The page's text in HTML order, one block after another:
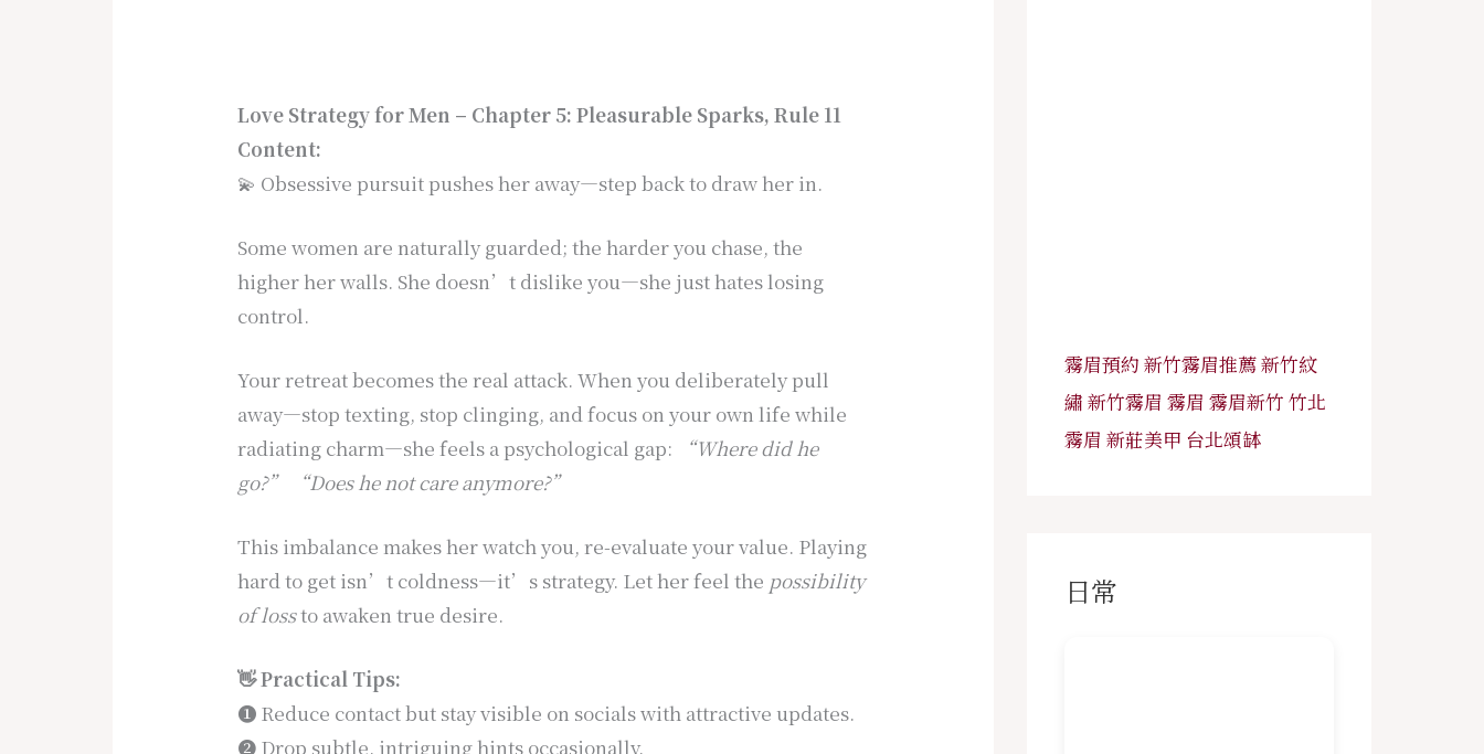
Love Strategy for Men – Chapter 5: Pleasurable Sparks, Rule 11
Content:
💫 Obsessive pursuit pushes her away—step back to draw her in.
Some women are naturally guarded; the harder you chase, the
higher her walls. She doesn’t dislike you—she just hates losing
control.
Your retreat becomes the real attack. When you deliberately pull
away—stop texting, stop clinging, and focus on your own life while
radiating charm—she feels a psychological gap:
“Where did he
go?”
“Does he not care anymore?”
This imbalance makes her watch you, re-evaluate your value. Playing
hard to get isn’t coldness—it’s strategy. Let her feel the possibility
of lossto awaken true desire.
👋 Practical Tips:
➊ Reduce contact but stay visible on socials with attractive updates.
➋ Drop subtle, intriguing hints occasionally.
霧眉預約 新竹霧眉推薦新竹紋
繡 新竹霧眉 霧眉 霧眉新竹 竹北
霧眉 新莊美甲 台北頌缽
日常